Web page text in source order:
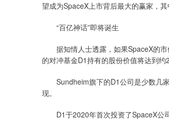
望成为SpaceX上市背后最大的赢家，
“百亿神话”即将诞生
据知情人士透露，如果SpaceX的市
的对冲基金D1持有的股份价值将达到约
Sundheim旗下的D1公司是少数几家
现。
D1于2020年首次投资了SpaceX公